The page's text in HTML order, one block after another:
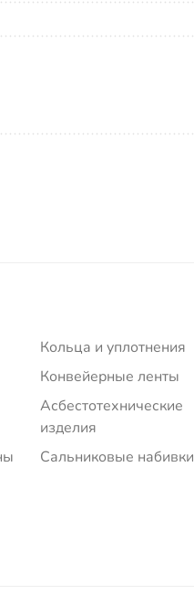
Кольца и уплотнения
Конвейерные ленты
Асбестотехнические
изделия
Сальниковые набивки